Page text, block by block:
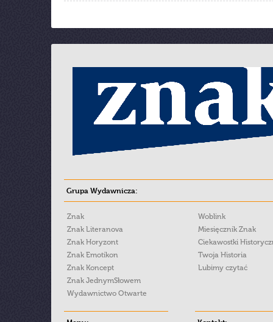
Grupa Wydawnicza:
Znak
Znak Literanova
Znak Horyzont
Znak Emotikon
Znak Koncept
Znak JednymSłowem
Wydawnictwo Otwarte
Woblink
Miesięcznik Znak
Ciekawostki
Twoja Historia
Lubimy czytać